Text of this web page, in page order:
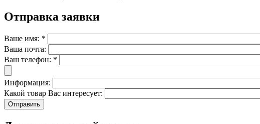
Отправка заявки
Ваше имя: *
Ваша почта:
Ваш телефон: *
Информация:
Какой товар Вас интересует: